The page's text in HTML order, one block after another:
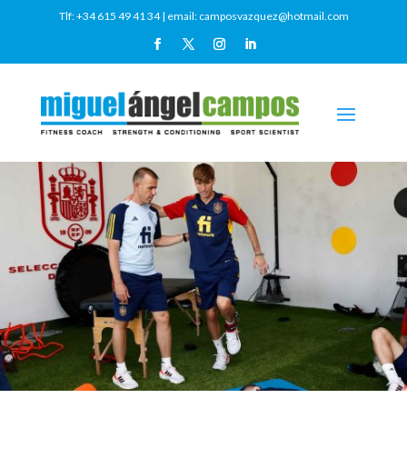
Tlf: +34 615 49 41 34| email: camposvazquez@hotmail.com